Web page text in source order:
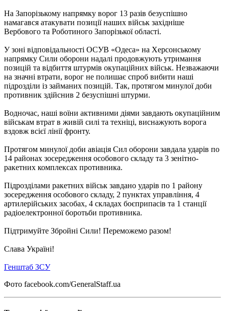
На Запорізькому напрямку ворог 13 разів безуспішно
намагався атакувати позиції наших військ західніше
Вербового та Роботиного Запорізької області.
У зоні відповідальності ОСУВ «Одеса» на Херсонському
напрямку Сили оборони надалі продовжують утримання
позицій та відбиття штурмів окупаційних військ. Незважаючи
на значні втрати, ворог не полишає спроб вибити наші
підрозділи із займаних позицій. Так, протягом минулої доби
противник здійснив 2 безуспішні штурми.
Водночас, наші воїни активними діями завдають окупаційним
військам втрат в живій силі та техніці, виснажують ворога
вздовж всієї лінії фронту.
Протягом минулої доби авіація Сил оборони завдала ударів по
14 районах зосередження особового складу та 3 зенітно-
ракетних комплексах противника.
Підрозділами ракетних військ завдано ударів по 1 району
зосередження особового складу, 2 пунктах управління, 4
артилерійських засобах, 4 складах боєприпасів та 1 станції
радіоелектронної боротьби противника.
Підтримуйте Збройні Сили! Переможемо разом!
Слава Україні!
Генштаб ЗСУ
Фото facebook.com/GeneralStaff.ua